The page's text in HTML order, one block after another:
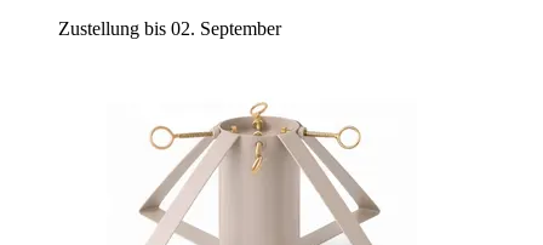
Zustellung bis 02. September